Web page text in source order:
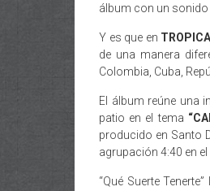
álbum con un sonido
Y es que en
de una manera
Colombia, Cuba,
El álbum reúne una
patio en el tema
producido en Santo
agrupación 4:40 en
“Qué Suerte